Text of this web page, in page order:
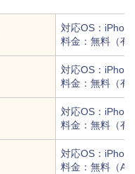
対応OS：
料金：無料（有
対応OS：
料金：無料（有
対応OS：
料金：無料（有
対応OS：iPhone
料金：無料（